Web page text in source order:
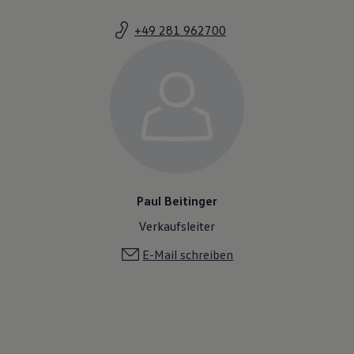
Lifestyle
Transport
+49 281 962700
Paul Beitinger
Verkaufsleiter
E-Mail schreiben